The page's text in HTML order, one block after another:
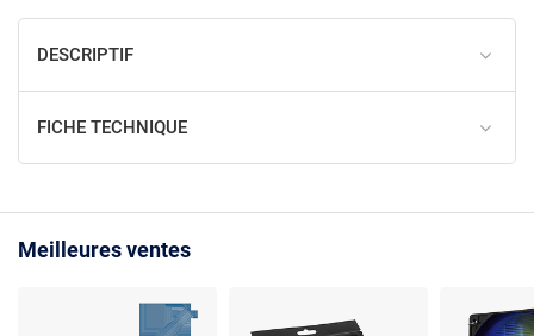
DESCRIPTIF
FICHE TECHNIQUE
Meilleures ventes